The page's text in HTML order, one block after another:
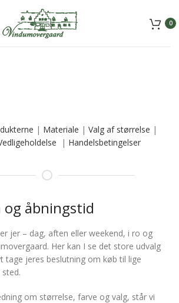
0
| Materiale | Valg af størrelse |
| Handelsbetingelser
og åbningstid
jer – dag, aften eller weekend, i ro og
Her kan I se det store udvalg
tage jeres beslutning om køb til lige
om størrelse, farve og valg, står vi